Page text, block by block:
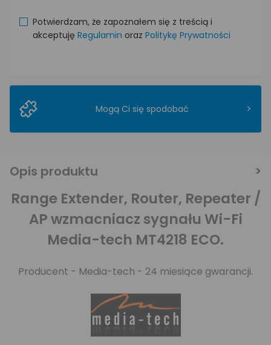
Potwierdzam, że zapoznałem się z treścią i
akceptuję Regulamin oraz Politykę Prywatności
Mogą Ci się spodobać >
Opis produktu
Range Extender, Router, Repeater /
AP wzmacniacz sygnału Wi-Fi
Media-tech MT4218 ECO.
Producent - Media-tech - 24 miesiące gwarancji.